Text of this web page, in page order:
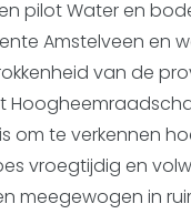
pilot Water en
Amstelveen en
van de
om te verkennen
vroegtijdig en
meegewogen in